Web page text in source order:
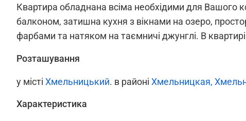
Квартира обладнана всіма необхідими для Вашого
балконом, затишна кухня з вікнами на озеро,
фарбами та натяком на таємничі джунглі. В
Розташування
у місті Хмельницький. в районі Хмельницкая,
Характеристика